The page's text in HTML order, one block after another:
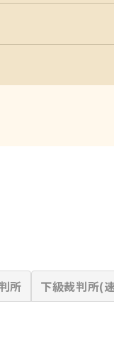
所 下級裁判所(